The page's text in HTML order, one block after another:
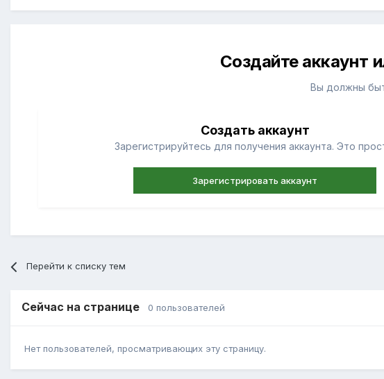
Создайте аккаунт
Вы должны
Создать аккаунт
Зарегистрируйтесь для получения аккаунта. Это
Зарегистрировать аккаунт
Перейти к списку тем
Сейчас на странице 0 пользователей
Нет пользователей, просматривающих эту страницу.